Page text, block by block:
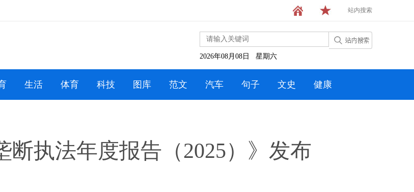
站内搜索
2026年08月08日 星期六
生活 体育 科技 图库 范文 汽车 句子 文史 健康
断执法年度报告（2025）》发布